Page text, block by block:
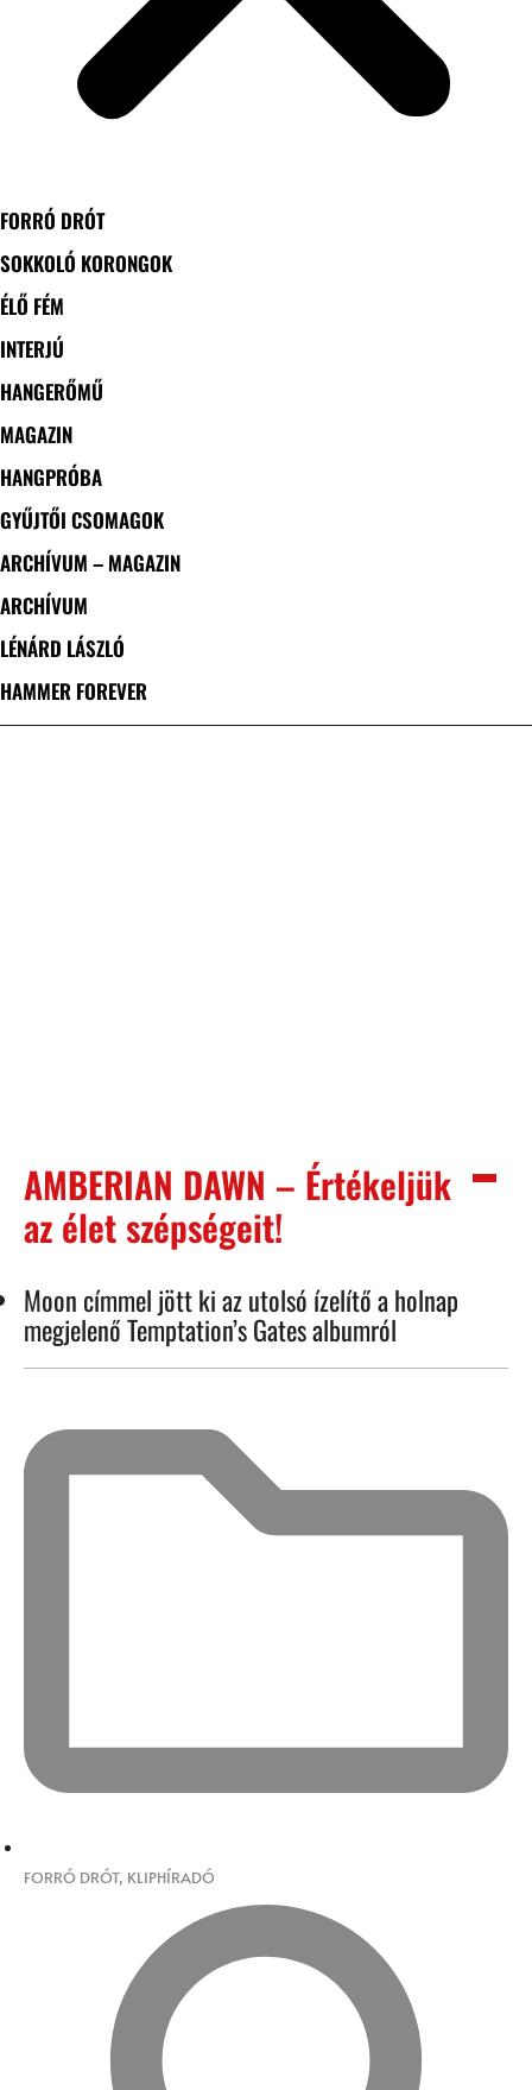
FORRÓ DRÓT
SOKKOLÓ KORONGOK
ÉLŐ FÉM
INTERJÚ
HANGERŐMŰ
MAGAZIN
HANGPRÓBA
GYŰJTŐI CSOMAGOK
ARCHÍVUM – MAGAZIN
ARCHÍVUM
LÉNÁRD LÁSZLÓ
HAMMER FOREVER
AMBERIAN DAWN – Értékeljük
az élet szépségeit!
Moon címmel jött ki az utolsó ízelítő a holnap
megjelenő Temptation’s Gates albumról
FORRÓ DRÓT, KLIPHÍRADÓ